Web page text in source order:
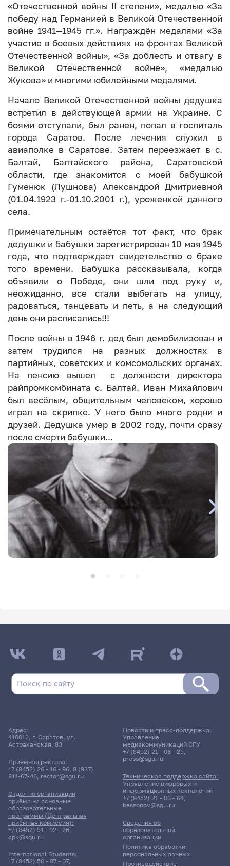
«Отечественной войны II степени», медалью «За
победу над Германией в Великой Отечественной
войне 1941—1945 гг.». Награждён медалями «За
участие в боевых действиях на фронтах Великой
Отечественной войны», «За доблесть и отвагу в
Великой Отечественной войне», «медалью
Жукова» и многими юбилейными медалями.
Начало Великой Отечественной войны дедушка
встретил в действующей армии на Украине. С
боями отступали, был ранен, попал в госпиталь
города Саратов. После лечения служил в
авиаполке в Саратове. Затем переезжает в с.
Балтай, Балтайского района, Саратовской
области, где знакомится с моей бабушкой
Гуменюк (Лушнова) Александрой Дмитриевной
(01.04.1923 г.-01.10.2001 г.), уроженкой данного
села.
Примечательным остаётся тот факт, что брак
дедушки и бабушки зарегистрирован 10 мая 1945
года, что подтверждает свидетельство о браке
того времени. Бабушка рассказывала, когда
объявили о Победе, они шли под руку и,
неожиданно, все стали выбегать на улицу,
радоваться, танцевать и петь, а на следующий
день они расписались!!!
После войны в 1946 г. дед был демобилизован и
затем трудился на разных должностях в
партийных, советских и комсомольских органах.
На пенсию вышел с должности директора
райпромкомбината с. Балтай. Иван Михайлович
был весёлым, общительным человеком, хорошо
играл на скрипке. У него было много родни и
друзей. Дедушка умер в 2002 году, почти сразу
после смерти бабушки...
Адрес:
410012, г. Саратов, ул.
Астраханская, 83
Приёмная ректора:
+7 (8452) 26 - 16 - 96, 8 (937)
811-67-46, rector@sgu.ru
Отдел по организации
приёма на основные
образовательные
программы (Центральная
приёмная комиссия):
+7 (8452) 51 - 92 - 26,
cpk@sgu.ru
International Students:
+7 (8452) 50 - 87 - 07,
Сведения об
образовательной
организации
Политика обработки
персональных данных
Противодействие
Новости и пресс-поддержка:
Управление
медиакоммуникаций СГУ
+7 (8452) 21 - 06 - 25,
press@sgu.ru
Техническая поддержка сайта:
Управление цифровых и
информационных технологий
+7 (8452) 21 - 06 - 64,
bessonov@sgu.ru